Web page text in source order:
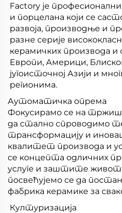
Factory је
и порцелана који се
развоја, производње и
разне серије
керамичких производа и
Европи, Америци,
југоисточној Азији и
регионима.
Аутоматичка опрема
Фокусирамо се на
да стално спроводимо
трансформацију и
квалитет производа и
се концепта одличних
услуге и заштите
посвећујемо се да
фабрика керамике за
Културизација